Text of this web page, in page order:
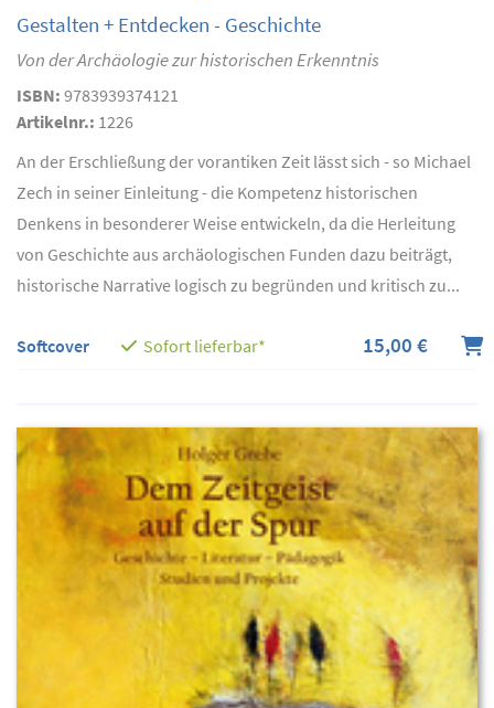
Gestalten + Entdecken - Geschichte
Von der Archäologie zur historischen Erkenntnis
ISBN: 9783939374121
Artikelnr.: 1226
An der Erschließung der vorantiken Zeit lässt sich - so Michael
Zech in seiner Einleitung - die Kompetenz historischen
Denkens in besonderer Weise entwickeln, da die Herleitung
von Geschichte aus archäologischen Funden dazu beiträgt,
historische Narrative logisch zu begründen und kritisch zu...
Softcover Sofort lieferbar* 15,00 €